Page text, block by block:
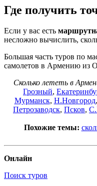
Где получить
Если у вас есть
несложно вычислить,
Большая часть туров по
самолетов в Армению из
Сколько лететь в
Грозный,
Мурманск, Н.Новгород,
Петрозаводск, Псков,
Похожие темы:
Онлайн
Поиск туров